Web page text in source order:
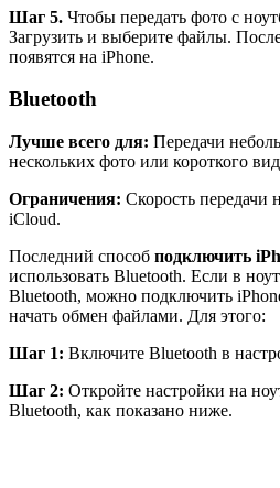
Шаг 5. Чтобы передать фото с
Загрузить и выберите файлы.
появятся на iPhone.
Bluetooth
Лучше всего для: Передачи
нескольких фото или короткого
Ограничения: Скорость
iCloud.
Последний способ подключить
использовать Bluetooth. Если в
Bluetooth, можно подключить
начать обмен файлами. Для этого:
Шаг 1: Включите Bluetooth в
Шаг 2: Откройте настройки на
Bluetooth, как показано ниже.